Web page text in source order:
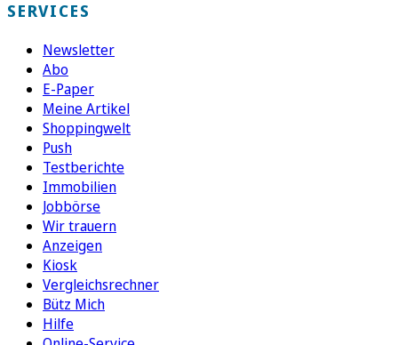
SERVICES
Newsletter
Abo
E-Paper
Meine Artikel
Shoppingwelt
Push
Testberichte
Immobilien
Jobbörse
Wir trauern
Anzeigen
Kiosk
Vergleichsrechner
Bütz Mich
Hilfe